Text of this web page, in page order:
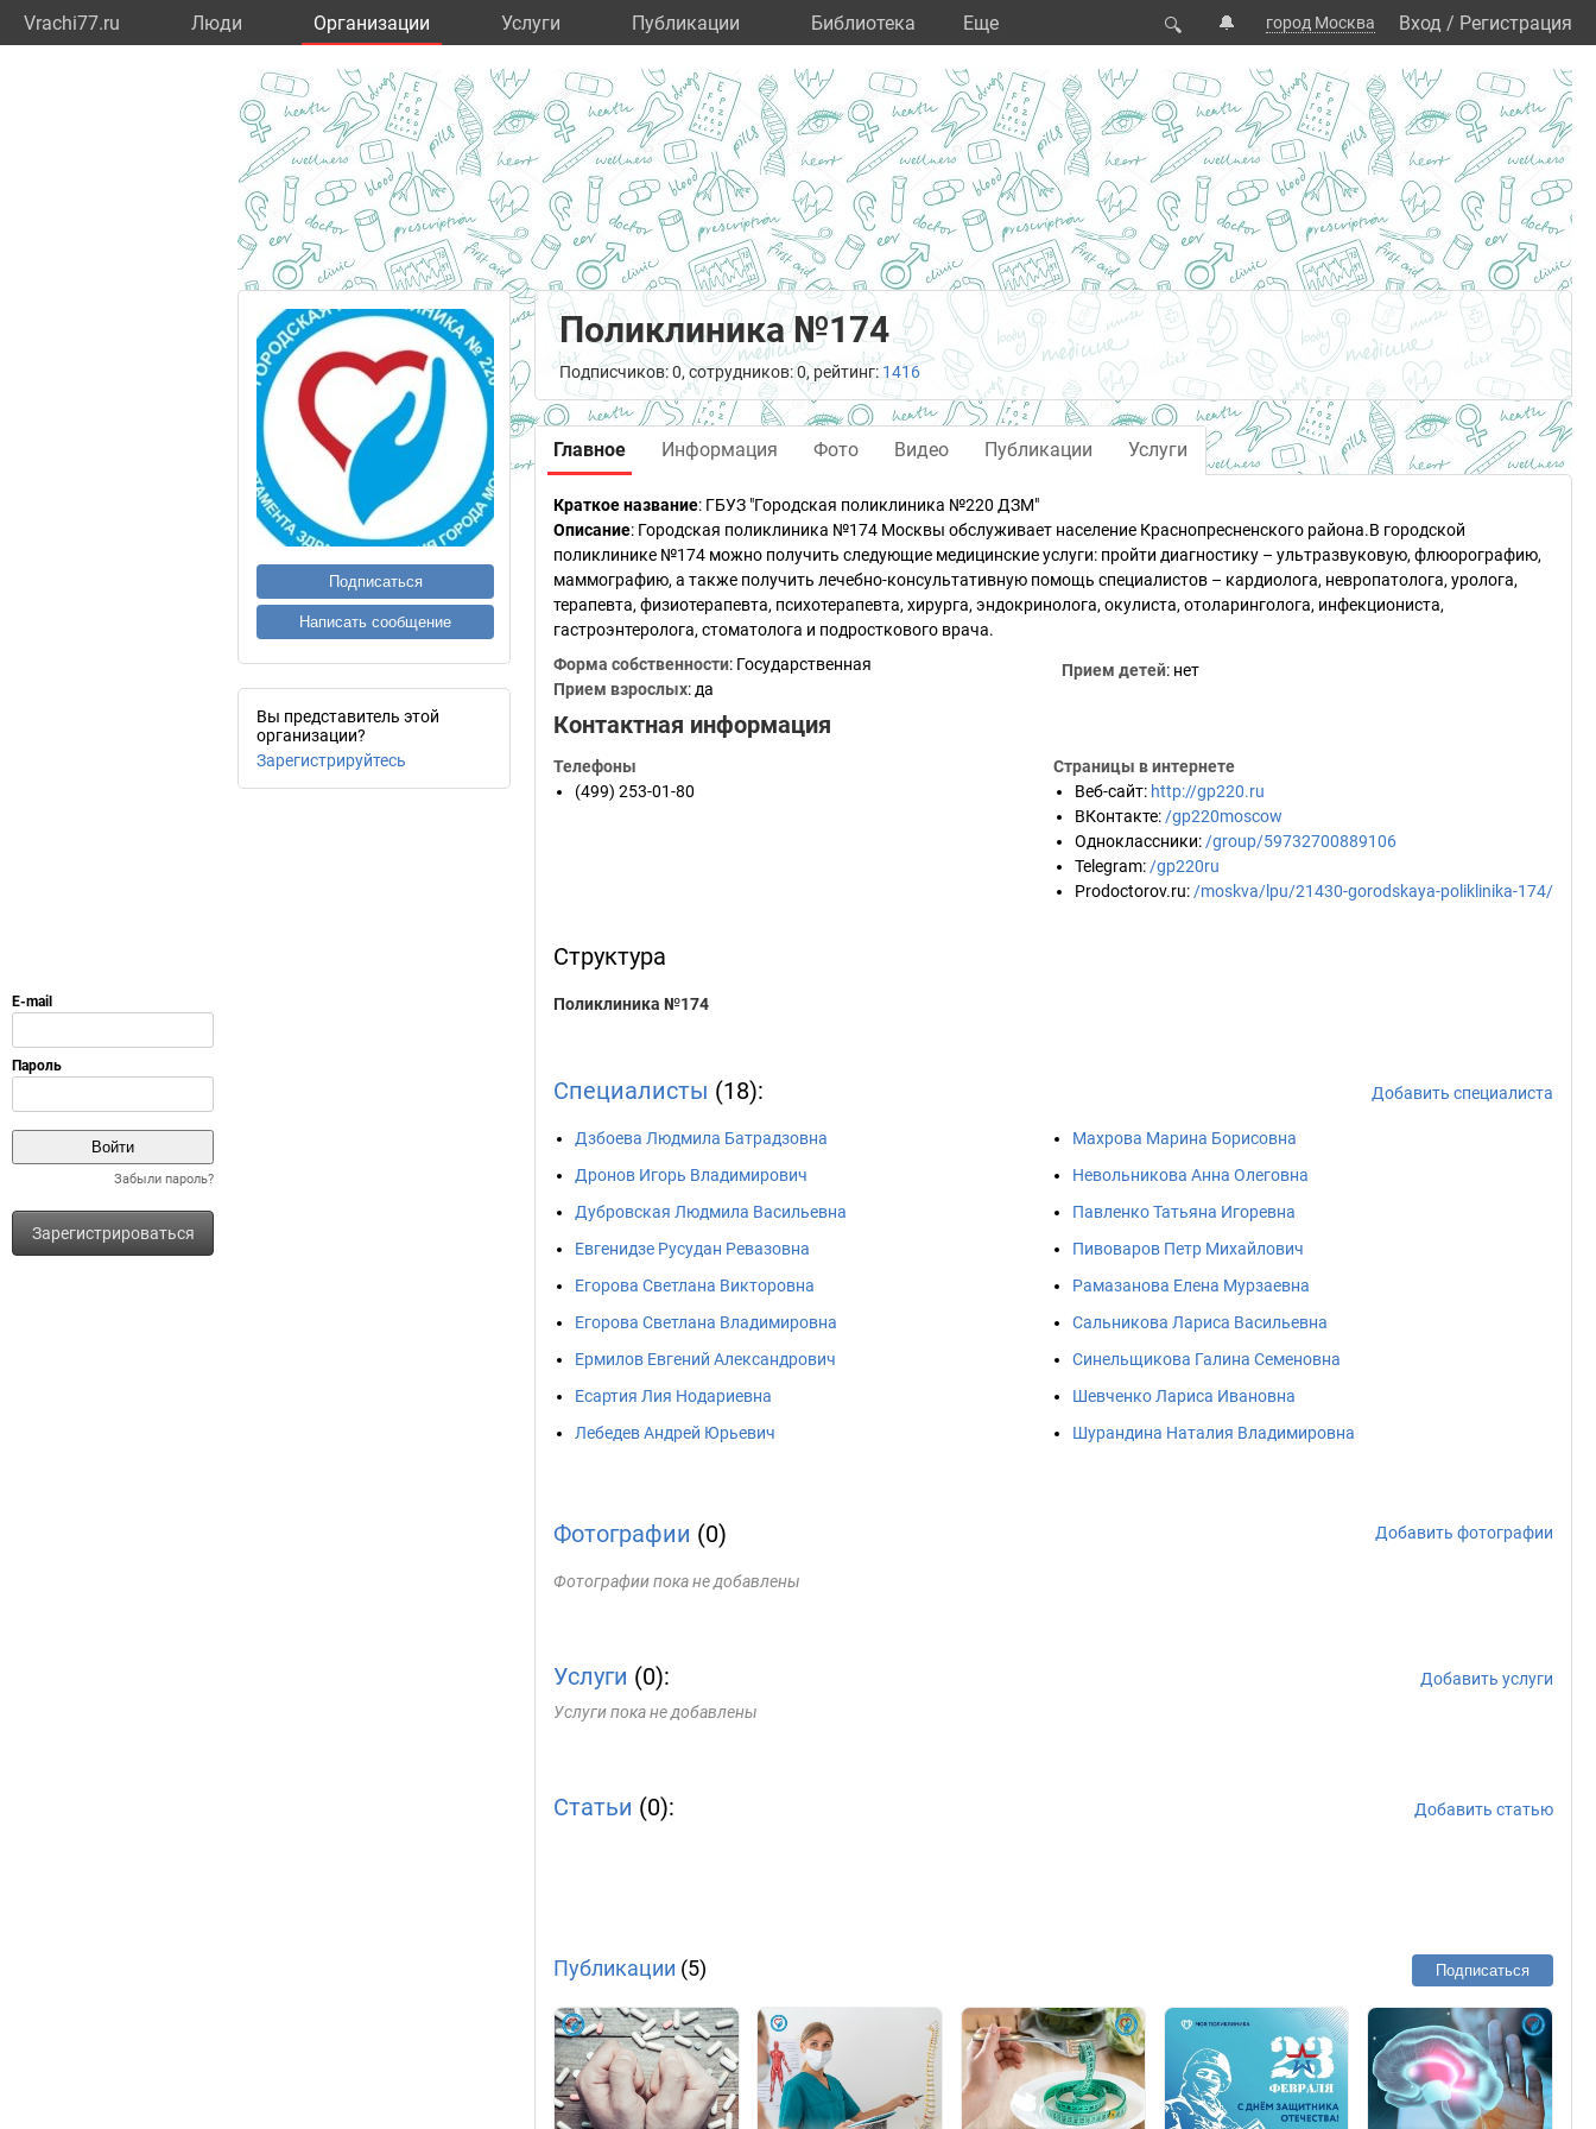
Vrachi77.ru Люди Организации Услуги Публикации Библиотека Eще 🔍 🔔 город Москва Вход / Регистрация
Забыли пароль?
Зарегистрироваться
Подписаться
Написать сообщение
Вы представитель этой
организации?
Зарегистрируйтесь
Поликлиника №174
Подписчиков: 0, сотрудников: 0, рейтинг: 1416
Главное Информация Фото Видео Публикации Услуги
Краткое название: ГБУЗ "Городская поликлиника №220 ДЗМ"
Описание: Городская поликлиника №174 Москвы обслуживает население Краснопресненского района.В городской
поликлинике №174 можно получить следующие медицинские услуги: пройти диагностику – ультразвуковую, флюорографию,
маммографию, а также получить лечебно-консультативную помощь специалистов – кардиолога, невропатолога, уролога,
терапевта, физиотерапевта, психотерапевта, хирурга, эндокринолога, окулиста, отоларинголога, инфекциониста,
гастроэнтеролога, стоматолога и подросткового врача.
Форма собственности: Государственная
Прием взрослых: да
Прием детей: нет
Контактная информация
Телефоны
(499) 253-01-80
Страницы в интернете
Веб-сайт: http://gp220.ru
ВКонтакте: /gp220moscow
Одноклассники: /group/59732700889106
Telegram: /gp220ru
Prodoctorov.ru: /moskva/lpu/21430-gorodskaya-poliklinika-174/
Структура
Поликлиника №174
Специалисты (18): Добавить специалиста
Дзбоева Людмила Батрадзовна
Дронов Игорь Владимирович
Дубровская Людмила Васильевна
Евгенидзе Русудан Ревазовна
Егорова Светлана Викторовна
Егорова Светлана Владимировна
Ермилов Евгений Александрович
Есартия Лия Нодариевна
Лебедев Андрей Юрьевич
Махрова Марина Борисовна
Невольникова Анна Олеговна
Павленко Татьяна Игоревна
Пивоваров Петр Михайлович
Рамазанова Елена Мурзаевна
Сальникова Лариса Васильевна
Синельщикова Галина Семеновна
Шевченко Лариса Ивановна
Шурандина Наталия Владимировна
Фотографии (0) Добавить фотографии
Фотографии пока не добавлены
Услуги (0):
Добавить услуги
Услуги пока не добавлены
Статьи (0): Добавить статью
Публикации (5) Подписаться